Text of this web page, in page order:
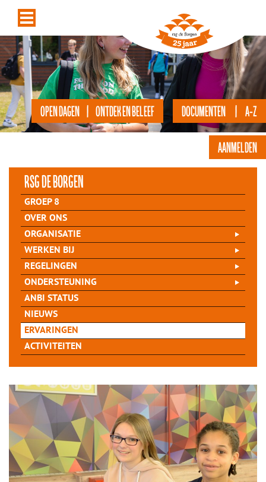
DOCUMENTEN | A-Z
OPEN DAGEN | ONTDEK EN BELEEF
AANMELDEN
rsg de Borgen
GROEP 8
OVER ONS
ORGANISATIE
WERKEN BIJ
REGELINGEN
ONDERSTEUNING
ANBI STATUS
NIEUWS
ERVARINGEN
ACTIVITEITEN